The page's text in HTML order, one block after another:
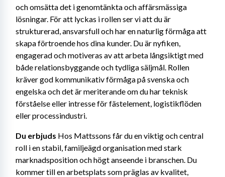
och omsätta det i genomtänkta och affärsmässiga
lösningar. För att lyckas i rollen ser vi att du är
strukturerad, ansvarsfull och har en naturlig förmåga att
skapa förtroende hos dina kunder. Du är nyfiken,
engagerad och motiveras av att arbeta långsiktigt med
både relationsbyggande och tydliga säljmål. Rollen
kräver god kommunikativ förmåga på svenska och
engelska och det är meriterande om du har teknisk
förståelse eller intresse för fästelement, logistikflöden
eller processindustri.
Du erbjuds Hos Mattssons får du en viktig och central
roll i en stabil, familjeägd organisation med stark
marknadsposition och högt anseende i branschen. Du
kommer till en arbetsplats som präglas av kvalitet,